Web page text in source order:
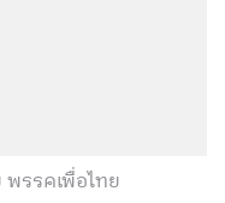
พรรคเพื่อไทย